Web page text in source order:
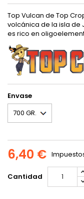
Top Vulcan de Top
volcánica de la isla de
es rico en
Envase
6,40 €
Cantidad